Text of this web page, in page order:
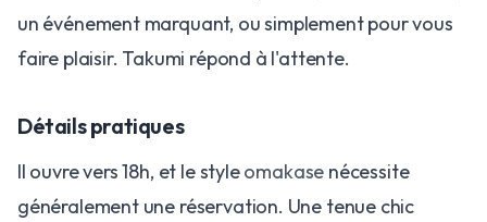
un événement marquant, ou simplement pour vous
faire plaisir. Takumi répond à l'attente.
Détails pratiques
Il ouvre vers 18h, et le styleomakase nécessite
généralement une réservation. Une tenue chic